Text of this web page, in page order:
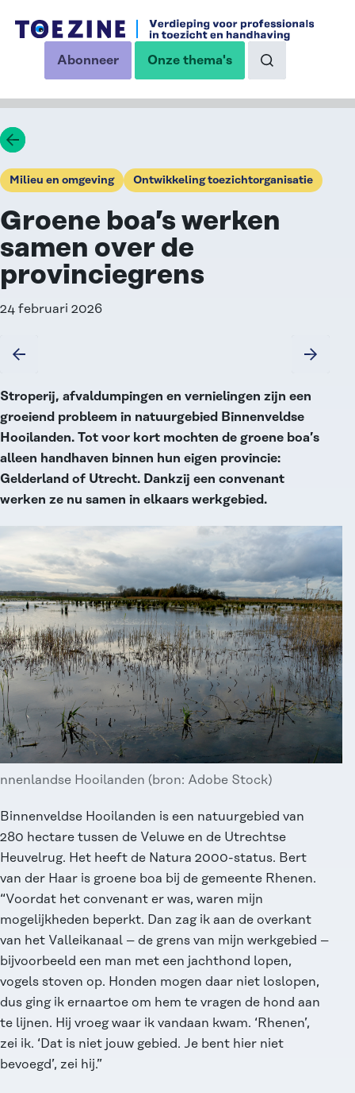
Ga naar de inhoud
Abonneer
op onze nieuwsbriefOnze thema's Naar de
Ga terug
Milieu en omgeving Ontwikkeling toezichtorganisatie
Groene boa’s werken
samen over de
provinciegrens
24 februari 2026
Stroperij, afvaldumpingen en vernielingen zijn een
groeiend probleem in natuurgebied Binnenveldse
Hooilanden. Tot voor kort mochten de groene boa’s
alleen handhaven binnen hun eigen provincie:
Gelderland of Utrecht. Dankzij een convenant
werken ze nu samen in elkaars werkgebied.
Hooilanden (bron: Adobe Stock)
Binnenveldse Hooilanden is een natuurgebied van
280 hectare tussen de Veluwe en de Utrechtse
Heuvelrug. Het heeft de Natura 2000-status. Bert
van der Haar is groene boa bij de gemeente Rhenen.
“Voordat het convenant er was, waren mijn
mogelijkheden beperkt. Dan zag ik aan de overkant
van het Valleikanaal – de grens van mijn werkgebied –
bijvoorbeeld een man met een jachthond lopen,
vogels stoven op. Honden mogen daar niet loslopen,
dus ging ik ernaartoe om hem te vragen de hond aan
te lijnen. Hij vroeg waar ik vandaan kwam. ‘Rhenen’,
zei ik. ‘Dat is niet jouw gebied. Je bent hier niet
bevoegd’, zei hij.”